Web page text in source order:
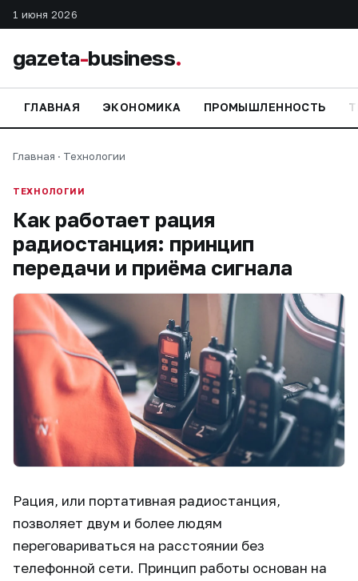
1 июня 2026
gazeta-business.
ГЛАВНАЯ ЭКОНОМИКА ПРОМЫШЛЕННОСТЬ
Главная · Технологии
ТЕХНОЛОГИИ
Как работает рация
радиостанция: принцип
передачи и приёма сигнала
Рация, или портативная радиостанция,
позволяет двум и более людям
переговариваться на расстоянии без
телефонной сети. Принцип работы основан на